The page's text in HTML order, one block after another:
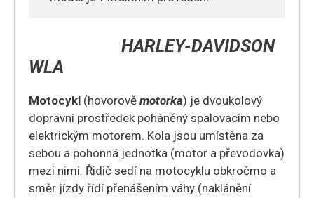
HARLEY-DAVIDSON
WLA
Motocykl (hovorově motorka) je dvoukolový
dopravní prostředek poháněný spalovacím nebo
elektrickým motorem. Kola jsou umístěna za
sebou a pohonná jednotka (motor a převodovka)
mezi nimi. Řidič sedí na motocyklu obkročmo a
směr jízdy řídí přenášením váhy (naklánění